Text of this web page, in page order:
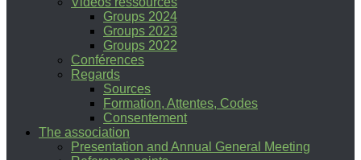
Groups 2024
Groups 2023
Groups 2022
Conférences
Regards
Sources
Formation, Attentes, Codes
Consentement
The association
Presentation and Annual General Meeting